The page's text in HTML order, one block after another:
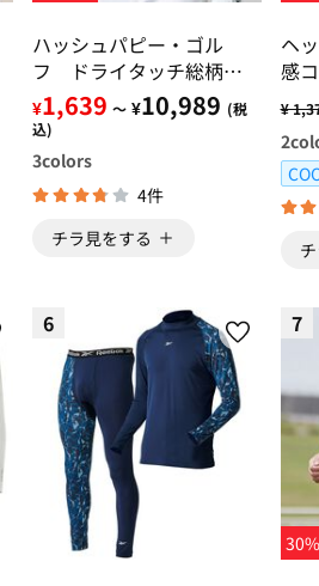
ハッシュパピー・ゴル
フ ドライタッチ総柄ポ
ロシャツ
¥1,639 ～ ¥10,989 (税
込)
3colors
4件
チラ見をする
ヘ
感
ナー
¥
2
6 7